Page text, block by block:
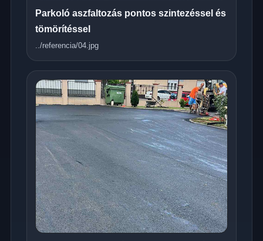
Parkoló aszfaltozás pontos szintezéssel és
tömörítéssel
../referencia/04.jpg